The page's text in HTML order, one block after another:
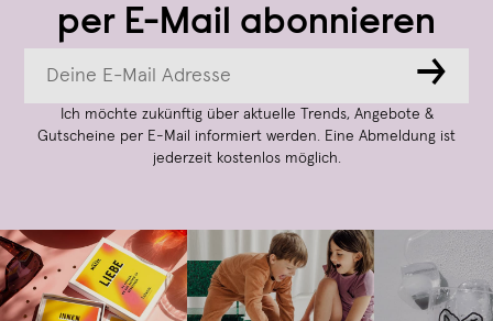
per E-Mail abonnieren
→
Ich möchte zukünftig über aktuelle Trends, Angebote &
Gutscheine per E-Mail informiert werden. Eine Abmeldung ist
jederzeit kostenlos möglich.